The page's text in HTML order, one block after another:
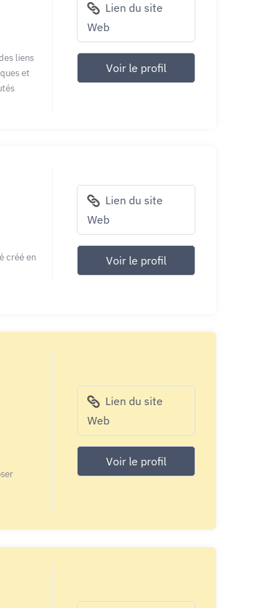
liens
et
Lien du site
Web
Voir le profil
créé en
Lien du site
Web
Voir le profil
Lien du site
Web
Voir le profil